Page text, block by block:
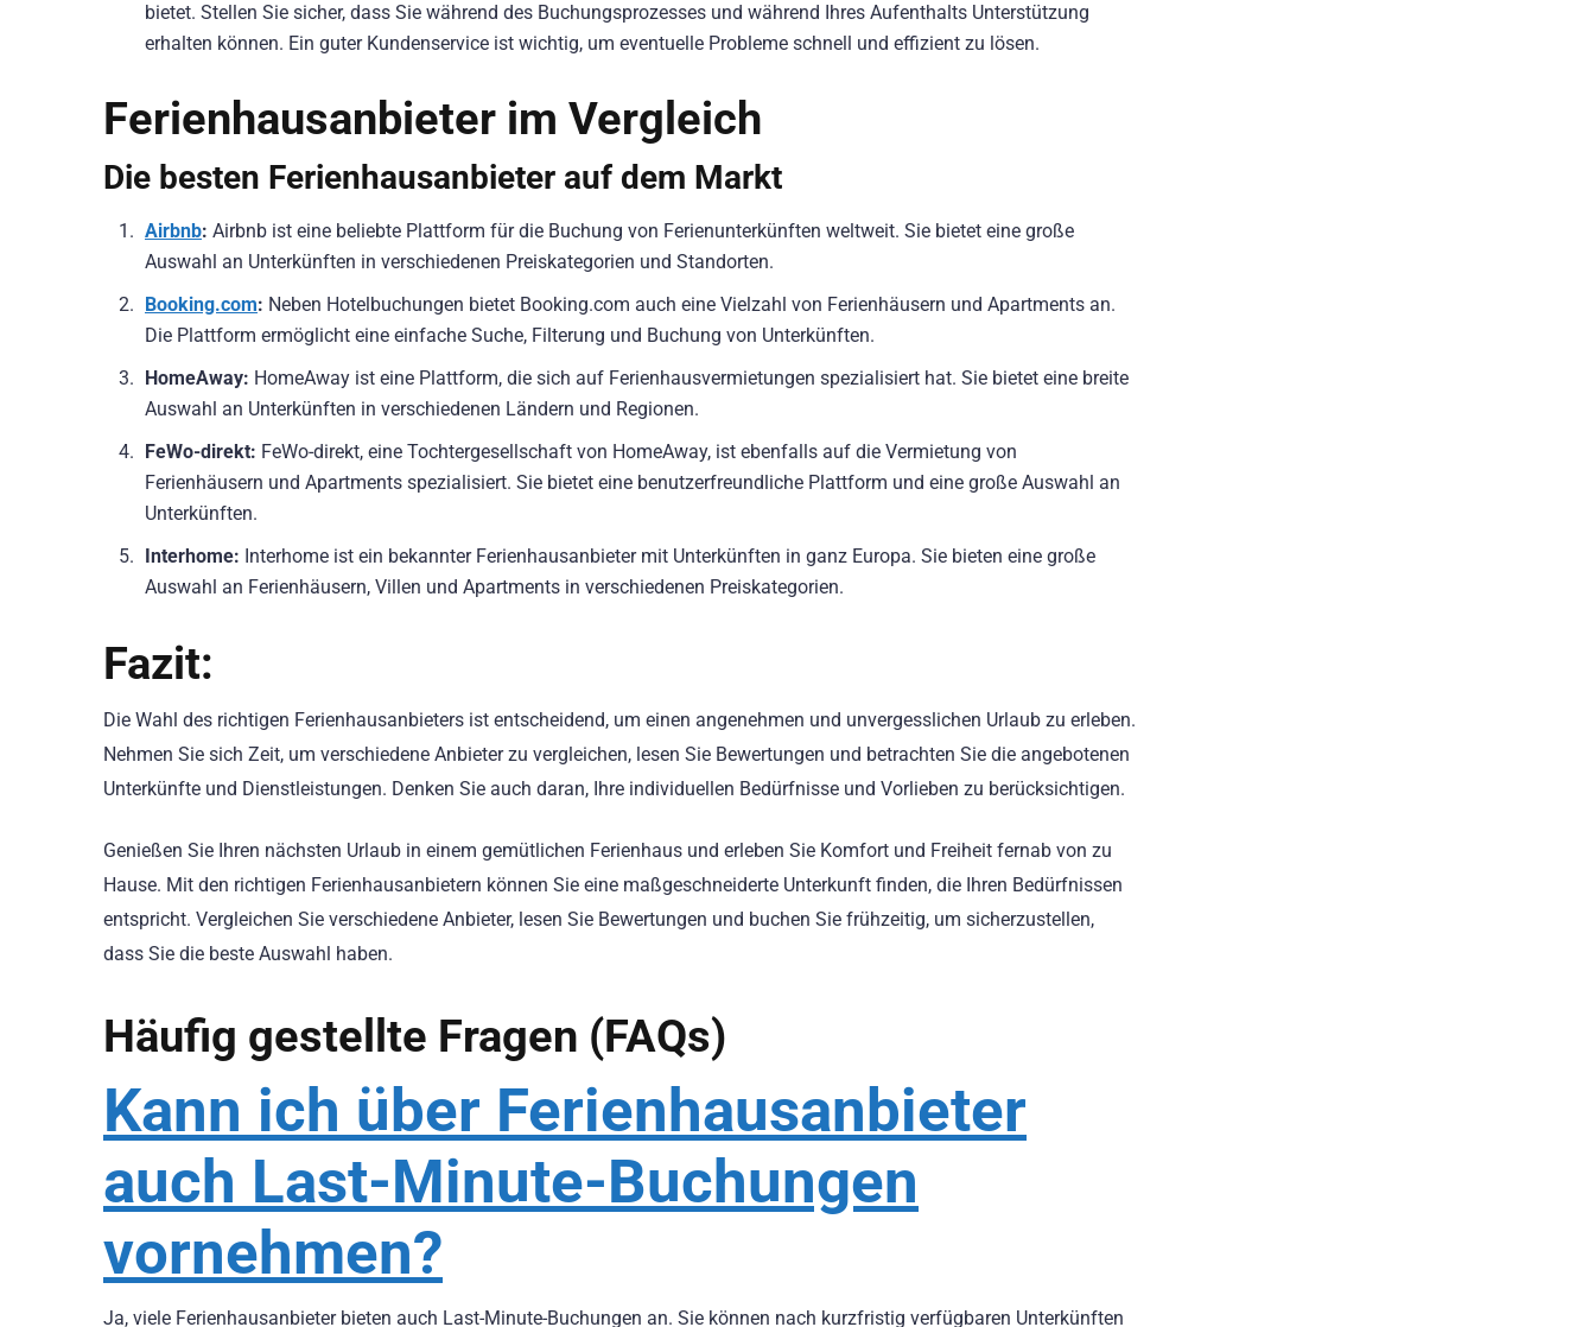
bietet. Stellen Sie sicher, dass Sie während des Buchungsprozesses und während Ihres Aufenthalts Unterstützung
erhalten können. Ein guter Kundenservice ist wichtig, um eventuelle Probleme schnell und effizient zu lösen.
Ferienhausanbieter im Vergleich
Die besten Ferienhausanbieter auf dem Markt
Airbnb: Airbnb ist eine beliebte Plattform für die Buchung von Ferienunterkünften weltweit. Sie bietet eine große
Auswahl an Unterkünften in verschiedenen Preiskategorien und Standorten.
Booking.com: Neben Hotelbuchungen bietet Booking.com auch eine Vielzahl von Ferienhäusern und Apartments an.
Die Plattform ermöglicht eine einfache Suche, Filterung und Buchung von Unterkünften.
HomeAway: HomeAway ist eine Plattform, die sich auf Ferienhausvermietungen spezialisiert hat. Sie bietet eine breite
Auswahl an Unterkünften in verschiedenen Ländern und Regionen.
FeWo-direkt: FeWo-direkt, eine Tochtergesellschaft von HomeAway, ist ebenfalls auf die Vermietung von
Ferienhäusern und Apartments spezialisiert. Sie bietet eine benutzerfreundliche Plattform und eine große Auswahl an
Unterkünften.
Interhome: Interhome ist ein bekannter Ferienhausanbieter mit Unterkünften in ganz Europa. Sie bieten eine große
Auswahl an Ferienhäusern, Villen und Apartments in verschiedenen Preiskategorien.
Fazit:
Die Wahl des richtigen Ferienhausanbieters ist entscheidend, um einen angenehmen und unvergesslichen Urlaub zu erleben.
Nehmen Sie sich Zeit, um verschiedene Anbieter zu vergleichen, lesen Sie Bewertungen und betrachten Sie die angebotenen
Unterkünfte und Dienstleistungen. Denken Sie auch daran, Ihre individuellen Bedürfnisse und Vorlieben zu berücksichtigen.
Genießen Sie Ihren nächsten Urlaub in einem gemütlichen Ferienhaus und erleben Sie Komfort und Freiheit fernab von zu
Hause. Mit den richtigen Ferienhausanbietern können Sie eine maßgeschneiderte Unterkunft finden, die Ihren Bedürfnissen
entspricht. Vergleichen Sie verschiedene Anbieter, lesen Sie Bewertungen und buchen Sie frühzeitig, um sicherzustellen,
dass Sie die beste Auswahl haben.
Häufig gestellte Fragen (FAQs)
Kann ich über Ferienhausanbieter
auch Last-Minute-Buchungen
vornehmen?
Ja, viele Ferienhausanbieter bieten auch Last-Minute-Buchungen an. Sie können nach kurzfristig verfügbaren Unterkünften